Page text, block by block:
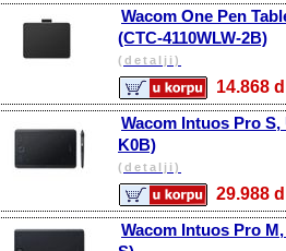
Wacom One Pen
(CTC-4110WLW-2B)
(detalji)
Wacom Intuos Pro S,
K0B)
(detalji)
Wacom Intuos Pro